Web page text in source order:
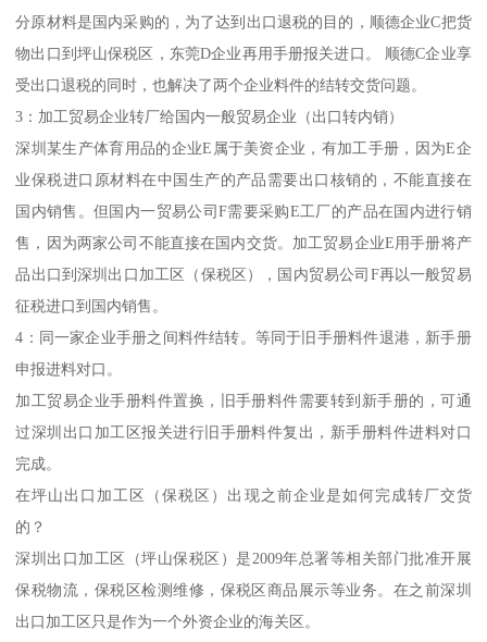
分原材料是国内采购的，为了达到出口退税的目的，顺德企业C把货
物出口到坪山保税区，东莞D企业再用手册报关进口。 顺德C企业享
受出口退税的同时，也解决了两个企业料件的结转交货问题。
3：加工贸易企业转厂给国内一般贸易企业（出口转内销）
深圳某生产体育用品的企业E属于美资企业，有加工手册，因为E企
业保税进口原材料在中国生产的产品需要出口核销的，不能直接在
国内销售。但国内一贸易公司F需要采购E工厂的产品在国内进行销
售，因为两家公司不能直接在国内交货。加工贸易企业E用手册将产
品出口到深圳出口加工区（保税区），国内贸易公司F再以一般贸易
征税进口到国内销售。
4：同一家企业手册之间料件结转。等同于旧手册料件退港，新手册
申报进料对口。
加工贸易企业手册料件置换，旧手册料件需要转到新手册的，可通
过深圳出口加工区报关进行旧手册料件复出，新手册料件进料对口
完成。
在坪山出口加工区（保税区）出现之前企业是如何完成转厂交货
的？
深圳出口加工区（坪山保税区）是2009年总署等相关部门批准开展
保税物流，保税区检测维修，保税区商品展示等业务。在之前深圳
出口加工区只是作为一个外资企业的海关区。